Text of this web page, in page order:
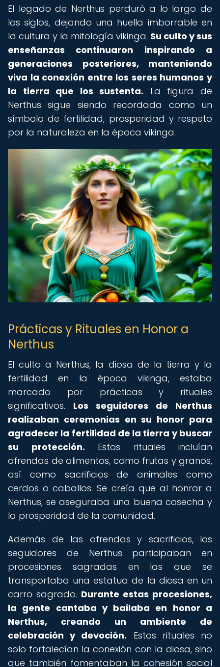
El legado de Nerthus perduró a lo largo de
los siglos, dejando una huella imborrable en
la cultura y la mitología vikinga. Su culto y sus
enseñanzas continuaron inspirando a
generaciones posteriores, manteniendo
viva la conexión entre los seres humanos y
la tierra que los sustenta. La figura de
Nerthus sigue siendo recordada como un
símbolo de fertilidad, prosperidad y respeto
por la naturaleza en la época vikinga.
Prácticas y Rituales en Honor a
Nerthus
El culto a Nerthus, la diosa de la tierra y la
fertilidad en la época vikinga, estaba
marcado por prácticas y rituales
significativos. Los seguidores de Nerthus
realizaban ceremonias en su honor para
agradecer la fertilidad de la tierra y buscar
su protección. Estos rituales incluían
ofrendas de alimentos, como frutas y granos,
así como sacrificios de animales como
cerdos o caballos. Se creía que al honrar a
Nerthus, se aseguraba una buena cosecha y
la prosperidad de la comunidad.
Además de las ofrendas y sacrificios, los
seguidores de Nerthus participaban en
procesiones sagradas en las que se
transportaba una estatua de la diosa en un
carro sagrado. Durante estas procesiones,
la gente cantaba y bailaba en honor a
Nerthus, creando un ambiente de
celebración y devoción. Estos rituales no
solo fortalecían la conexión con la diosa, sino
que también fomentaban la cohesión social